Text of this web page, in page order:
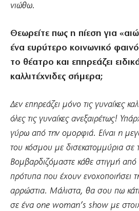
νιώθω.
Θεωρείτε πως η πίεση για
ένα ευρύτερο κοινωνικό
το θέατρο και επηρεάζει
καλλιτέχνιδες σήμερα;
Δεν επηρεάζει μόνο τις γυναίκες
όλες τις γυναίκες ανεξαιρέτως!
γύρω από την ομορφιά. Είναι η
του κόσμου με δισεκατομμύρια σε
Βομβαρδιζόμαστε κάθε στιγμή από
πρότυπα που έχουν ενοχοποιήσει τη
αρρώστια. Μάλιστα, θα σου πω
σε ένα one woman’s show με